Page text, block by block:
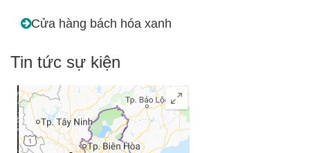
Cửa hàng bách hóa xanh
Tin tức sự kiện